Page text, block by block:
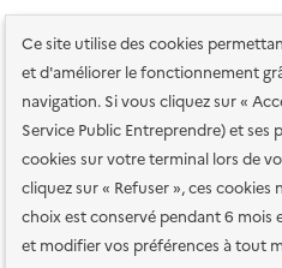
Ce site utilise des cookies
et d'améliorer le fonctionnement
navigation. Si vous cliquez sur «
Service Public Entreprendre) et ses
cookies sur votre terminal lors de
cliquez sur « Refuser », ces cookies
choix est conservé pendant 6 mois
et modifier vos préférences à tout
Plan du site Accessibilité :
services en ligne
Mentions légales
Conditions générales d'utilisation